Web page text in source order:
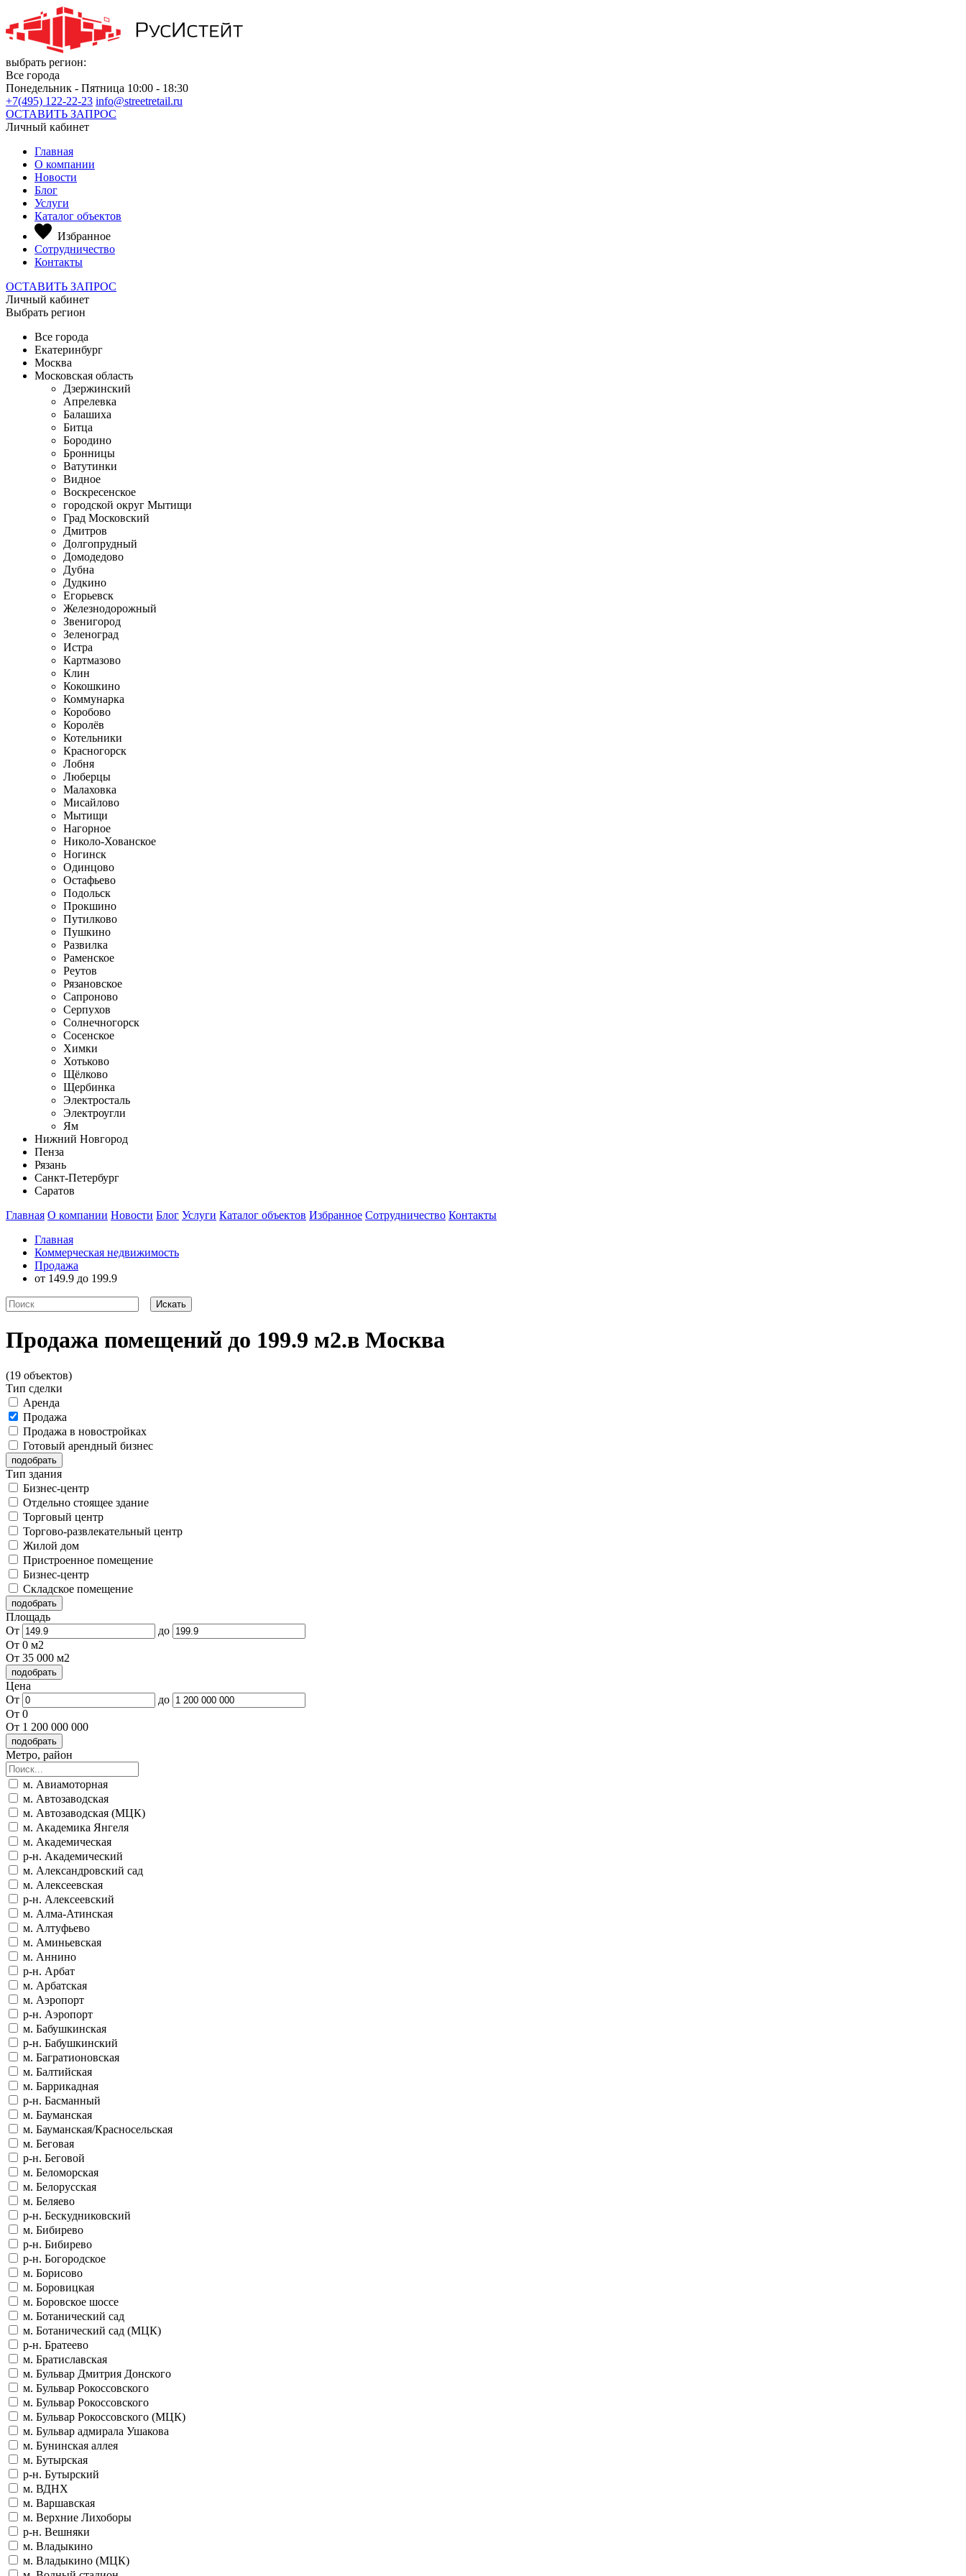
выбрать регион:
Все города
Понедельник - Пятница 10:00 - 18:30
+7(495) 122-22-23 info@streetretail.ru
ОСТАВИТЬ ЗАПРОС
Личный кабинет
Главная
О компании
Новости
Блог
Услуги
Каталог объектов
Избранное
Сотрудничество
Контакты
ОСТАВИТЬ ЗАПРОС
Личный кабинет
Выбрать регион
Все города
Екатеринбург
Москва
Московская область
Дзержинский
Апрелевка
Балашиха
Битца
Бородино
Бронницы
Ватутинки
Видное
Воскресенское
городской округ Мытищи
Град Московский
Дмитров
Долгопрудный
Домодедово
Дубна
Дудкино
Егорьевск
Железнодорожный
Звенигород
Зеленоград
Истра
Картмазово
Клин
Кокошкино
Коммунарка
Коробово
Королёв
Котельники
Красногорск
Лобня
Люберцы
Малаховка
Мисайлово
Мытищи
Нагорное
Николо-Хованское
Ногинск
Одинцово
Остафьево
Подольск
Прокшино
Путилково
Пушкино
Развилка
Раменское
Реутов
Рязановское
Сапроново
Серпухов
Солнечногорск
Сосенское
Химки
Хотьково
Щёлково
Щербинка
Электросталь
Электроугли
Ям
Нижний Новгород
Пенза
Рязань
Санкт-Петербург
Саратов
Главная О компании Новости Блог Услуги Каталог объектов Избранное Сотрудничество Контакты
Главная
Коммерческая недвижимость
Продажа
от 149.9 до 199.9
Продажа помещений до 199.9 м2.в Москва
(19 объектов)
Тип сделки
Аренда
Продажа
Продажа в новостройках
Готовый арендный бизнес
Тип здания
Бизнес-центр
Отдельно стоящее здание
Торговый центр
Торгово-развлекательный центр
Жилой дом
Пристроенное помещение
Бизнес-центр
Складское помещение
Площадь
От
до
От 0 м2
От 35 000 м2
Цена
От
до
От 0
От 1 200 000 000
Метро, район
м. Авиамоторная
м. Автозаводская
м. Автозаводская (МЦК)
м. Академика Янгеля
м. Академическая
р-н. Академический
м. Александровский сад
м. Алексеевская
р-н. Алексеевский
м. Алма-Атинская
м. Алтуфьево
м. Аминьевская
м. Аннино
р-н. Арбат
м. Арбатская
м. Аэропорт
р-н. Аэропорт
м. Бабушкинская
р-н. Бабушкинский
м. Багратионовская
м. Балтийская
м. Баррикадная
р-н. Басманный
м. Бауманская
м. Бауманская/Красносельская
м. Беговая
р-н. Беговой
м. Беломорская
м. Белорусская
м. Беляево
р-н. Бескудниковский
м. Бибирево
р-н. Бибирево
р-н. Богородское
м. Борисово
м. Боровицкая
м. Боровское шоссе
м. Ботанический сад
м. Ботанический сад (МЦК)
р-н. Братеево
м. Братиславская
м. Бульвар Дмитрия Донского
м. Бульвар Рокоссовского
м. Бульвар Рокоссовского
м. Бульвар Рокоссовского (МЦК)
м. Бульвар адмирала Ушакова
м. Бунинская аллея
м. Бутырская
р-н. Бутырский
м. ВДНХ
м. Варшавская
м. Верхние Лихоборы
р-н. Вешняки
м. Владыкино
м. Владыкино (МЦК)